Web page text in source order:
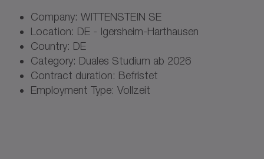
Company: WITTENSTEIN SE
Location: DE - Igersheim-Harthausen
Country: DE
Category: Duales Studium ab 2026
Contract duration: Befristet
Employment Type: Vollzeit